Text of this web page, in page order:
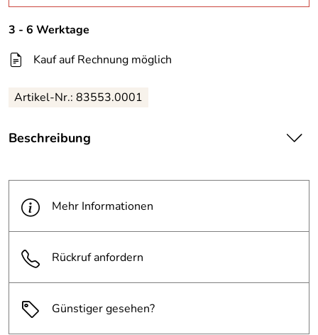
3 - 6 Werktage
Kauf auf Rechnung möglich
Artikel-Nr.: 83553.0001
Beschreibung
streifen- und fleckenbeständig.
Mehr Informationen
Rückruf anfordern
Günstiger gesehen?